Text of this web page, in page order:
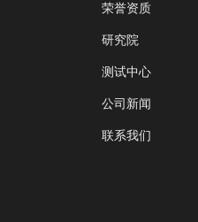
荣誉资质
研究院
测试中心
公司新闻
联系我们